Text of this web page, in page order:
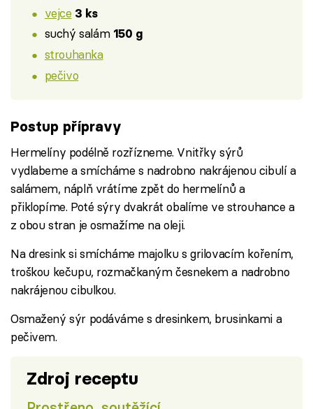
vejce 3 ks
suchý salám 150 g
strouhanka
pečivo
Postup přípravy
Hermelíny podélně rozřízneme. Vnitřky sýrů
vydlabeme a smícháme s nadrobno nakrájenou cibulí a
salámem, náplň vrátíme zpět do hermelínů a
přiklopíme. Poté sýry dvakrát obalíme ve strouhance a
z obou stran je osmažíme na oleji.
Na dresink si smícháme majolku s grilovacím kořením,
troškou kečupu, rozmačkaným česnekem a nadrobno
nakrájenou cibulkou.
Osmažený sýr podáváme s dresinkem, brusinkami a
pečivem.
Zdroj receptu